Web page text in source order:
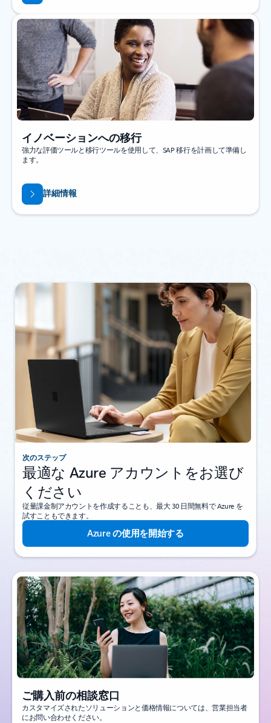
イノベーションへの移行
強力な評価ツールと移行ツールを使用して、SAP 移行を計画して準備し
ます。
詳細情報
次のステップ
最適な Azure アカウントをお選び
ください
従量課金制アカウントを作成することも、最大 30 日間無料で Azure を
試すこともできます。
Azure の使用を開始する
ご購入前の相談窓口
カスタマイズされたソリューションと価格情報については、営業担当者
にお問い合わせください。